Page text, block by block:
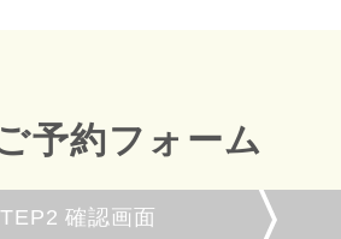
予約フォーム
確認画面